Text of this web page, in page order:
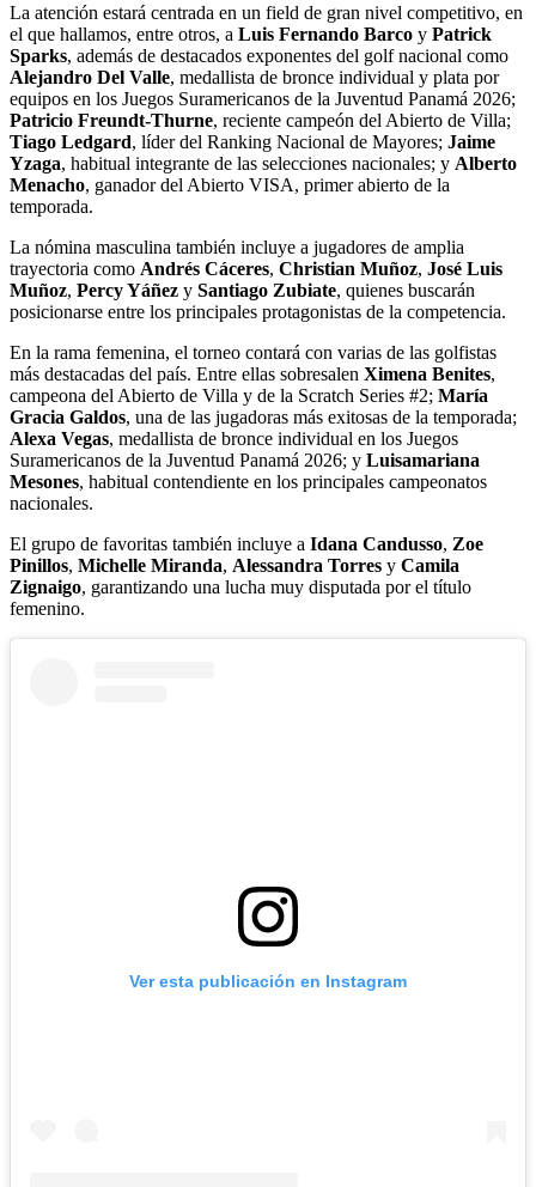
La atención estará centrada en un field de gran nivel competitivo, en
el que hallamos, entre otros, a Luis Fernando Barco y Patrick
Sparks, además de destacados exponentes del golf nacional como
Alejandro Del Valle, medallista de bronce individual y plata por
equipos en los Juegos Suramericanos de la Juventud Panamá 2026;
Patricio Freundt-Thurne, reciente campeón del Abierto de Villa;
Tiago Ledgard, líder del Ranking Nacional de Mayores; Jaime
Yzaga, habitual integrante de las selecciones nacionales; y Alberto
Menacho, ganador del Abierto VISA, primer abierto de la
temporada.
La nómina masculina también incluye a jugadores de amplia
trayectoria como Andrés Cáceres, Christian Muñoz, José Luis
Muñoz, Percy Yáñez y Santiago Zubiate, quienes buscarán
posicionarse entre los principales protagonistas de la competencia.
En la rama femenina, el torneo contará con varias de las golfistas
más destacadas del país. Entre ellas sobresalen Ximena Benites,
campeona del Abierto de Villa y de la Scratch Series #2; María
Gracia Galdos, una de las jugadoras más exitosas de la temporada;
Alexa Vegas, medallista de bronce individual en los Juegos
Suramericanos de la Juventud Panamá 2026; y Luisamariana
Mesones, habitual contendiente en los principales campeonatos
nacionales.
El grupo de favoritas también incluye a Idana Candusso, Zoe
Pinillos, Michelle Miranda, Alessandra Torres y Camila
Zignaigo, garantizando una lucha muy disputada por el título
femenino.
Ver esta publicación en Instagram